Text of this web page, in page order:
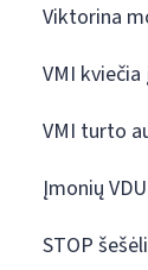
Viktorina
VMI
VMI turto
Įmonių
STOP